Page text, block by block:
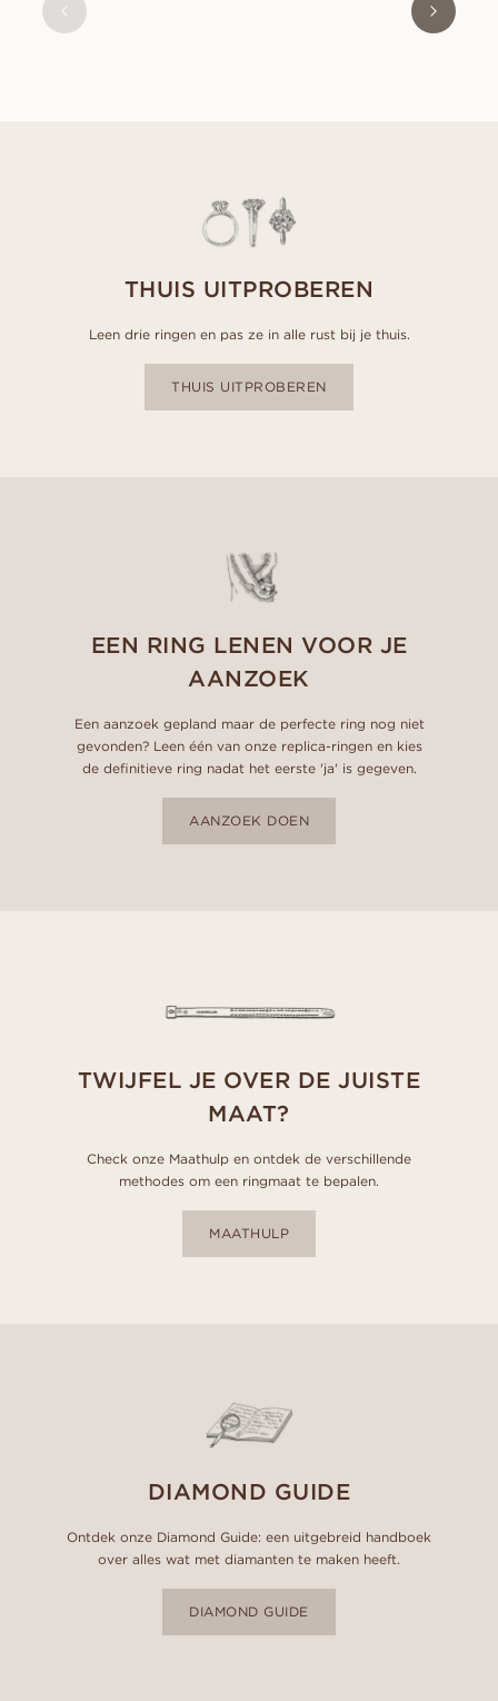
THUIS UITPROBEREN
Leen drie ringen en pas ze in alle rust bij je thuis.
THUIS UITPROBEREN
EEN RING LENEN VOOR JE
AANZOEK
Een aanzoek gepland maar de perfecte ring nog niet
gevonden? Leen één van onze replica-ringen en kies
de definitieve ring nadat het eerste 'ja' is gegeven.
AANZOEK DOEN
TWIJFEL JE OVER DE JUISTE
MAAT?
Check onze Maathulp en ontdek de verschillende
methodes om een ringmaat te bepalen.
MAATHULP
DIAMOND GUIDE
Ontdek onze Diamond Guide: een uitgebreid handboek
over alles wat met diamanten te maken heeft.
DIAMOND GUIDE